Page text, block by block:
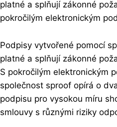
platné a splňují zákonné
pokročilým elektronickým
Podpisy vytvořené pomocí
platné a splňují zákonné
S pokročilým elektronickým
společnost sproof opírá o
podpisu pro vysokou míru
smlouvy s různými riziky